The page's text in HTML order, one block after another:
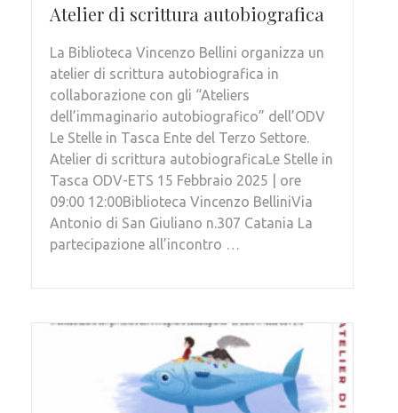
Atelier di scrittura autobiografica
La Biblioteca Vincenzo Bellini organizza un
atelier di scrittura autobiografica in
collaborazione con gli “Ateliers
dell’immaginario autobiografico” dell’ODV
Le Stelle in Tasca Ente del Terzo Settore.
Atelier di scrittura autobiograficaLe Stelle in
Tasca ODV-ETS 15 Febbraio 2025 | ore
09:00 12:00Biblioteca Vincenzo BelliniVia
Antonio di San Giuliano n.307 Catania La
partecipazione all’incontro …